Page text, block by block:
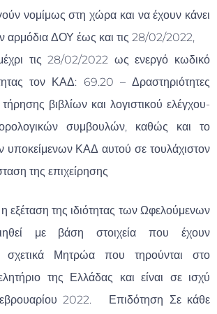
νομίμως στη χώρα και να έχουν κάνει
αρμόδια ΔΟΥ έως και τις 28/02/2022,
τις 28/02/2022 ως ενεργό κωδικό
τον ΚΑΔ: 69.20 – Δραστηριότητες
τήρησης βιβλίων και λογιστικού ελέγχου-
συμβουλών, καθώς και το
υποκείμενων ΚΑΔ αυτού σε τουλάχιστον
της επιχείρησης
η εξέταση της ιδιότητας των Ωφελούμενων
με βάση στοιχεία που έχουν
σχετικά Μητρώα που τηρούνται στο
της Ελλάδας και είναι σε ισχύ
2022. Επιδότηση Σε κάθε